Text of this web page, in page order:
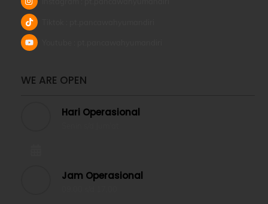
WE ARE OPEN
Hari Operasional
Jam Operasional